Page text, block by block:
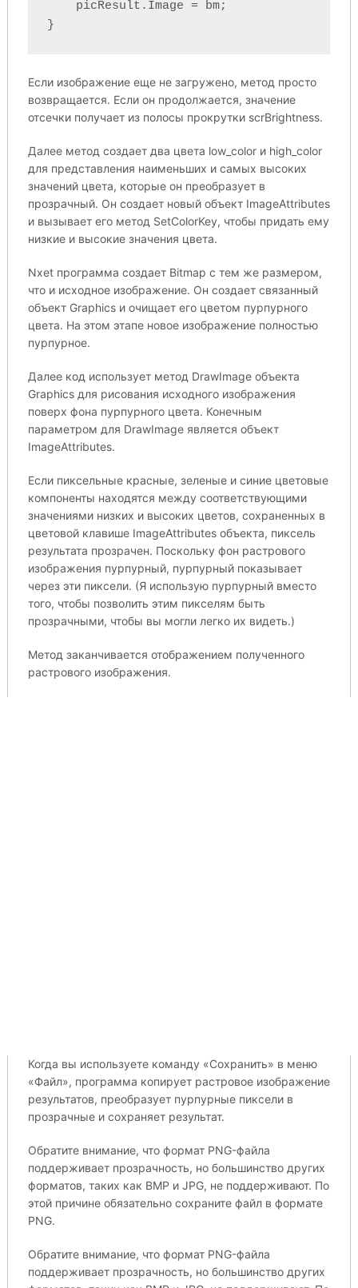
    picResult.Image = bm;
}
Если изображение еще не загружено, метод просто
возвращается. Если он продолжается, значение
отсечки получает из полосы прокрутки scrBrightness.
Далее метод создает два цвета low_color и high_color
для представления наименьших и самых высоких
значений цвета, которые он преобразует в
прозрачный. Он создает новый объект ImageAttributes
и вызывает его метод SetColorKey, чтобы придать ему
низкие и высокие значения цвета.
Nxet программа создает Bitmap с тем же размером,
что и исходное изображение. Он создает связанный
объект Graphics и очищает его цветом пурпурного
цвета. На этом этапе новое изображение полностью
пурпурное.
Далее код использует метод DrawImage объекта
Graphics для рисования исходного изображения
поверх фона пурпурного цвета. Конечным
параметром для DrawImage является объект
ImageAttributes.
Если пиксельные красные, зеленые и синие цветовые
компоненты находятся между соответствующими
значениями низких и высоких цветов, сохраненных в
цветовой клавише ImageAttributes объекта, пиксель
результата прозрачен. Поскольку фон растрового
изображения пурпурный, пурпурный показывает
через эти пиксели. (Я использую пурпурный вместо
того, чтобы позволить этим пикселям быть
прозрачными, чтобы вы могли легко их видеть.)
Метод заканчивается отображением полученного
растрового изображения.
Когда вы используете команду «Сохранить» в меню
«Файл», программа копирует растровое изображение
результатов, преобразует пурпурные пиксели в
прозрачные и сохраняет результат.
Обратите внимание, что формат PNG-файла
поддерживает прозрачность, но большинство других
форматов, таких как BMP и JPG, не поддерживают. По
этой причине обязательно сохраните файл в формате
PNG.
Обратите внимание, что формат PNG-файла
поддерживает прозрачность, но большинство других